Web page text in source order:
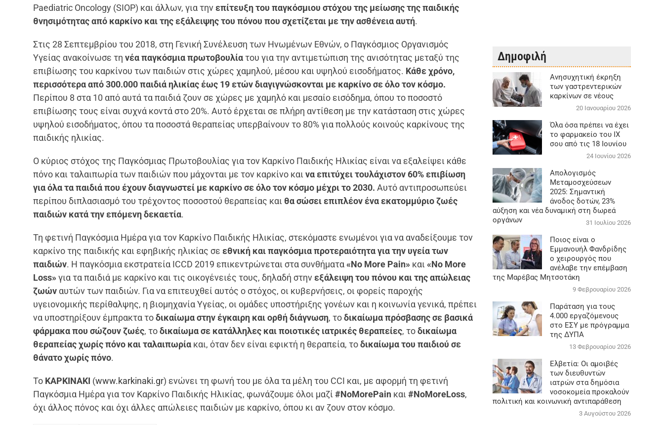
Paediatric Oncology (SIOP) και άλλων, για την επίτευξη του παγκόσμιου στόχου της μείωσης της παιδικής
θνησιμότητας από καρκίνο και της εξάλειψης του πόνου που σχετίζεται με την ασθένεια αυτή.
Στις 28 Σεπτεμβρίου του 2018, στη Γενική Συνέλευση των Ηνωμένων Εθνών, ο Παγκόσμιος Οργανισμός
Υγείας ανακοίνωσε τηνέα παγκόσμια πρωτοβουλίατου για την αντιμετώπιση της ανισότητας μεταξύ της
επιβίωσης του καρκίνου των παιδιών στις χώρες χαμηλού, μέσου και υψηλού εισοδήματος. Κάθε χρόνο,
περισσότερα από 300.000 παιδιά ηλικίας έως 19 ετών διαγιγνώσκονται με καρκίνο σε όλο τον κόσμο.
Περίπου 8 στα 10 από αυτά τα παιδιά ζουν σε χώρες με χαμηλό και μεσαίο εισόδημα, όπου το ποσοστό
επιβίωσης τους είναι συχνά κοντά στο 20%. Αυτό έρχεται σε πλήρη αντίθεση με την κατάσταση στις χώρες
υψηλού εισοδήματος, όπου τα ποσοστά θεραπείας υπερβαίνουν το 80% για πολλούς κοινούς καρκίνους της
παιδικής ηλικίας.
Ο κύριος στόχος της Παγκόσμιας Πρωτοβουλίας για τον Καρκίνο Παιδικής Ηλικίας είναι να εξαλείψει κάθε
πόνο και ταλαιπωρία των παιδιών που μάχονται με τον καρκίνο καινα επιτύχει τουλάχιστον 60% επιβίωση
για όλα τα παιδιά που έχουν διαγνωστεί με καρκίνο σε όλο τον κόσμο μέχρι το 2030. Αυτό αντιπροσωπεύει
περίπου διπλασιασμό του τρέχοντος ποσοστού θεραπείας και θα σώσει επιπλέον ένα εκατομμύριο ζωές
παιδιών κατά την επόμενη δεκαετία.
Τη φετινή Παγκόσμια Ημέρα για τον Καρκίνο Παιδικής Ηλικίας, στεκόμαστε ενωμένοι για να αναδείξουμε τον
καρκίνο της παιδικής και εφηβικής ηλικίας σε εθνική και παγκόσμια προτεραιότητα για την υγεία των
παιδιών. Η παγκόσμια εκστρατεία ICCD 2019 επικεντρώνεται στα συνθήματα«No More Pain» και«No More
Loss» για τα παιδιά με καρκίνο και τις οικογένειές τους, δηλαδή στην εξάλειψη του πόνου και της απώλειας
ζωών αυτών των παιδιών. Για να επιτευχθεί αυτός ο στόχος, οι κυβερνήσεις, οι φορείς παροχής
υγειονομικής περίθαλψης, η βιομηχανία Υγείας, οι ομάδες υποστήριξης γονέων και η κοινωνία γενικά, πρέπει
να υποστηρίξουν έμπρακτα τοδικαίωμα στην έγκαιρη και ορθή διάγνωση, τοδικαίωμα πρόσβασης σε βασικά
φάρμακα που σώζουν ζωές, τοδικαίωμα σε κατάλληλες και ποιοτικές ιατρικές θεραπείες, τοδικαίωμα
θεραπείας χωρίς πόνο και ταλαιπωρία και, όταν δεν είναι εφικτή η θεραπεία, τοδικαίωμα του παιδιού σε
θάνατο χωρίς πόνο.
Το ΚΑΡΚΙΝΑΚΙ (www.karkinaki.gr) ενώνει τη φωνή του με όλα τα μέλη του CCI και, με αφορμή τη φετινή
Παγκόσμια Ημέρα για τον Καρκίνο Παιδικής Ηλικίας, φωνάζουμε όλοι μαζί#NoMorePain και#NoMoreLoss,
όχι άλλος πόνος και όχι άλλες απώλειες παιδιών με καρκίνο, όπου κι αν ζουν στον κόσμο.
Δημοφιλή
Aνησυχητική έκρηξη
των γαστρεντερικών
καρκίνων σε νέους
20 Ιανουαρίου 2026
Όλα όσα πρέπει να έχει
το φαρμακείο του ΙΧ
σου από τις 18 Ιουνίου
24 Ιουνίου 2026
Απολογισμός
Μεταμοσχεύσεων
2025: Σημαντική
άνοδος δοτών, 23%
αύξηση και νέα δυναμική στη δωρεά
οργάνων
31 Ιουλίου 2026
Ποιος είναι ο
Εμμανουήλ Φανδρίδης
ο χειρουργός που
ανέλαβε την επέμβαση
της Μαρέβας Μητσοτάκη
9 Φεβρουαρίου 2026
Παράταση για τους
4.000 εργαζόμενους
στο ΕΣΥ με πρόγραμμα
της ΔΥΠΑ
13 Φεβρουαρίου 2026
Ελβετία: Οι αμοιβές
των διευθυντών
ιατρών στα δημόσια
νοσοκομεία προκαλούν
πολιτική και κοινωνική αντιπαράθεση
3 Αυγούστου 2026